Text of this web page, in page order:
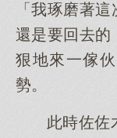
「我琢磨著
還是要回去的
狠地來一傢
勢。
此時佐佐